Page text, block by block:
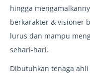
hingga
berkarakter & visioner
lurus dan mampu
sehari-hari.
Dibutuhkan tenaga